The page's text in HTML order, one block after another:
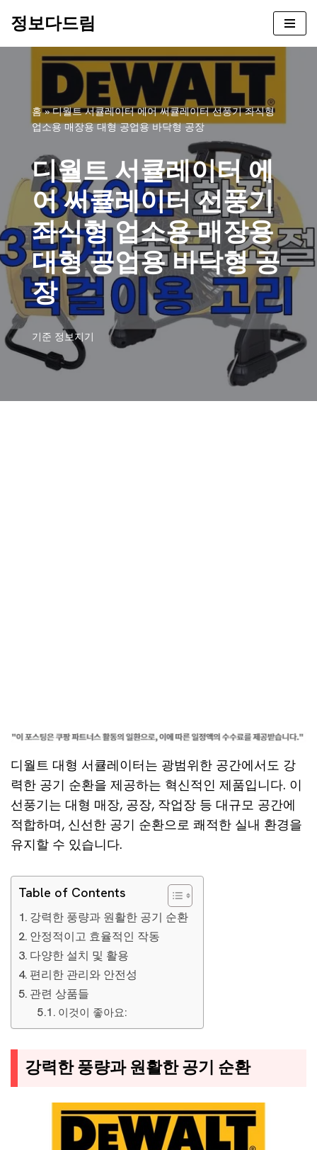
정보다드림
홈»디월트 서큘레이터 에어 써큘레이터 선풍기 좌식형
업소용 매장용 대형 공업용 바닥형 공장
디월트 서큘레이터 에
어 써큘레이터 선풍기
좌식형 업소용 매장용
대형 공업용 바닥형 공
장
기준 정보지기
디월트 대형 서큘레이터는 광범위한 공간에서도 강
력한 공기 순환을 제공하는 혁신적인 제품입니다. 이
선풍기는 대형 매장, 공장, 작업장 등 대규모 공간에
적합하며, 신선한 공기 순환으로 쾌적한 실내 환경을
유지할 수 있습니다.
Table of Contents
강력한 풍량과 원활한 공기 순환
안정적이고 효율적인 작동
다양한 설치 및 활용
편리한 관리와 안전성
관련 상품들
이것이 좋아요:
강력한 풍량과 원활한 공기 순환